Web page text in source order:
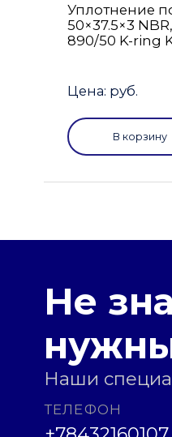
Уплотнение
50×37.5×3
890/50 K-ring
Цена: руб.
В корзину
Не
Наши
ТЕЛЕФОН